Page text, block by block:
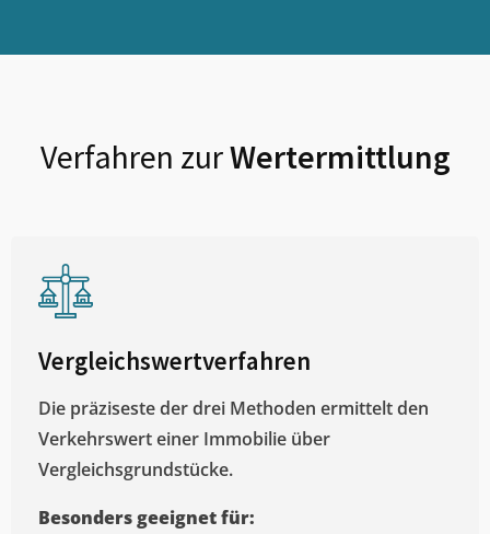
Verfahren zurWertermittlung
Vergleichswertverfahren
Die präziseste der drei Methoden ermittelt den
Verkehrswert einer Immobilie über
Vergleichsgrundstücke.
Besonders geeignet für: